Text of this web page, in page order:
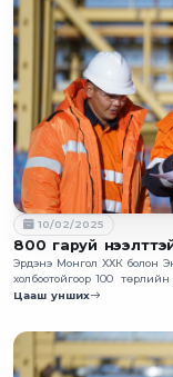
10/02/2025
800 гаруй
Эрдэнэ Монгол ХХК болон
холбоотойгоор 100
байна.
Цааш унших